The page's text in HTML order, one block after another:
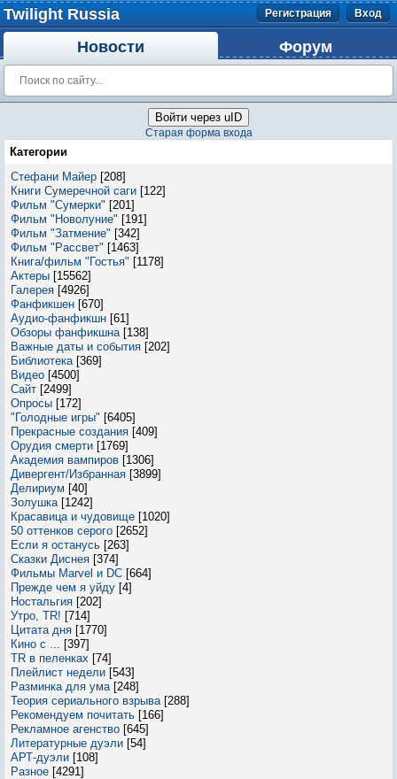
Twilight Russia Регистрация Вход
Новости Форум
Войти через uID
Старая форма входа
Категории
Стефани Майер [208]
Книги Сумеречной саги [122]
Фильм "Сумерки" [201]
Фильм "Новолуние" [191]
Фильм "Затмение" [342]
Фильм "Рассвет" [1463]
Книга/фильм "Гостья" [1178]
Актеры [15562]
Галерея [4926]
Фанфикшен [670]
Аудио-фанфикшн [61]
Обзоры фанфикшна [138]
Важные даты и события [202]
Библиотека [369]
Видео [4500]
Сайт [2499]
Опросы [172]
"Голодные игры" [6405]
Прекрасные создания [409]
Орудия смерти [1769]
Академия вампиров [1306]
Дивергент/Избранная [3899]
Делириум [40]
Золушка [1242]
Красавица и чудовище [1020]
50 оттенков серого [2652]
Если я останусь [263]
Сказки Диснея [374]
Фильмы Marvel и DC [664]
Прежде чем я уйду [4]
Ностальгия [202]
Утро, TR! [714]
Цитата дня [1770]
Кино с ... [397]
TR в пеленках [74]
Плейлист недели [543]
Разминка для ума [248]
Теория сериального взрыва [288]
Рекомендуем почитать [166]
Рекламное агенство [645]
Литературные дуэли [54]
АРТ-дуэли [108]
Разное [4291]